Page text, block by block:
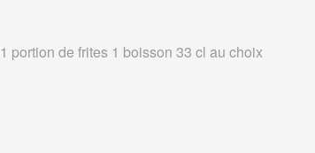
1 portion de frites 1 boisson 33 cl au choix